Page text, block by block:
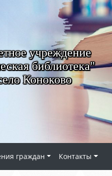
учреждение
библиотека"
Коноково
граждан Контакты